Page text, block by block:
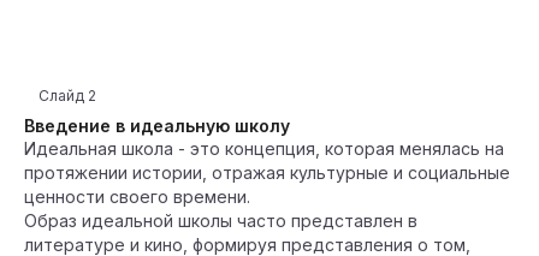
Введение в идеальную школу
Слайд 2
Идеальная школа - это концепция, которая менялась на
протяжении истории, отражая культурные и социальные
ценности своего времени.
Образ идеальной школы часто представлен в
литературе и кино, формируя представления о том,